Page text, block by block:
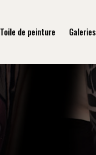
Toile de peinture Galeries
Tatouage
Piercing
Toile de